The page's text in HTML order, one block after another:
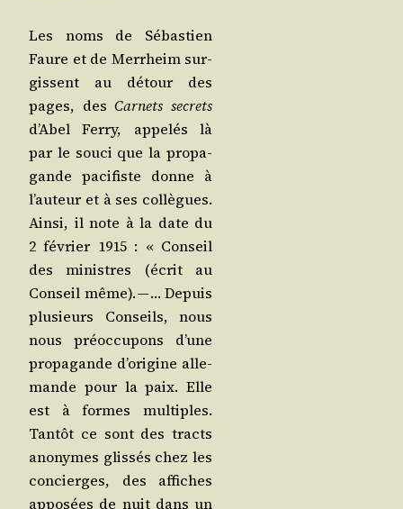
Les noms de Sébas­tien
Faure et de Mer­rheim sur­
gissent au détour des
pages, desCar­nets secrets
d’Abel Fer­ry, appe­lés là
par le sou­ci que la pro­pa­
gande paci­fiste donne à
l’auteur et à ses col­lègues.
Ain­si, il note à la date du
2 février 1915 : « Conseil
des ministres (écrit au
Conseil même). — … Depuis
plu­sieurs Conseils, nous
nous pré­oc­cu­pons d’une
pro­pa­gande d’origine alle­
mande pour la paix. Elle
est à formes mul­tiples.
Tan­tôt ce sont des tracts
ano­nymes glis­sés chez les
concierges, des affiches
appo­sées de nuit dans un